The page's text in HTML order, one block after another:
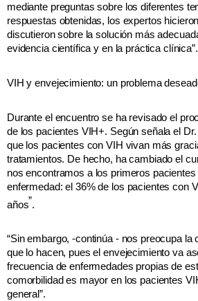
mediante preguntas sobre los diferentes
respuestas obtenidas, los expertos
discutieron sobre la solución más
evidencia científica y en la práctica clínica”.
VIH y envejecimiento: un problema
Durante el encuentro se ha revisado el
de los pacientes VIH+. Según señala el
que los pacientes con VIH vivan más
tratamientos. De hecho, ha cambiado el
nos encontramos a los primeros pacientes
enfermedad: el 36% de los pacientes con
años”.
“Sin embargo, -continúa - nos preocupa la
que lo hacen, pues el envejecimiento va
frecuencia de enfermedades propias de
comorbilidad es mayor en los pacientes
general”.